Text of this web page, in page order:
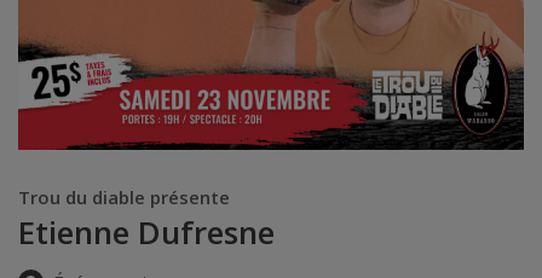
Trou du diable présente
Etienne Dufresne